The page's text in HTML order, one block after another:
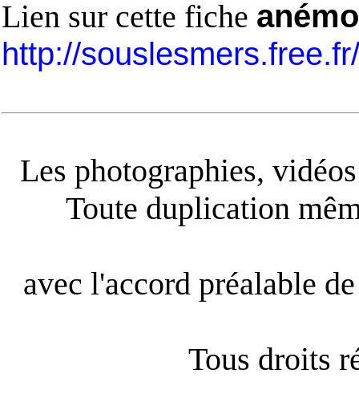
Lien sur cette fiche
http://
Les photographies,
Toute duplication
avec l'accord préalable
Tous droits